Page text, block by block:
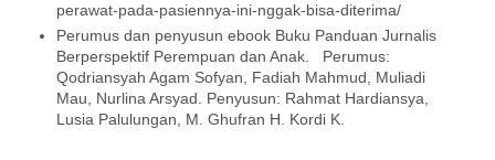
perawat-pada-pasiennya-ini-nggak-bisa-diterima/
Perumus dan penyusun ebook Buku Panduan Jurnalis
Berperspektif Perempuan dan Anak. Perumus:
Qodriansyah Agam Sofyan, Fadiah Mahmud, Muliadi
Mau, Nurlina Arsyad. Penyusun: Rahmat Hardiansya,
Lusia Palulungan, M. Ghufran H. Kordi K.